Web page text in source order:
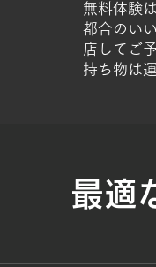
無料体験
都合のい
店してご
持ち物は
最適